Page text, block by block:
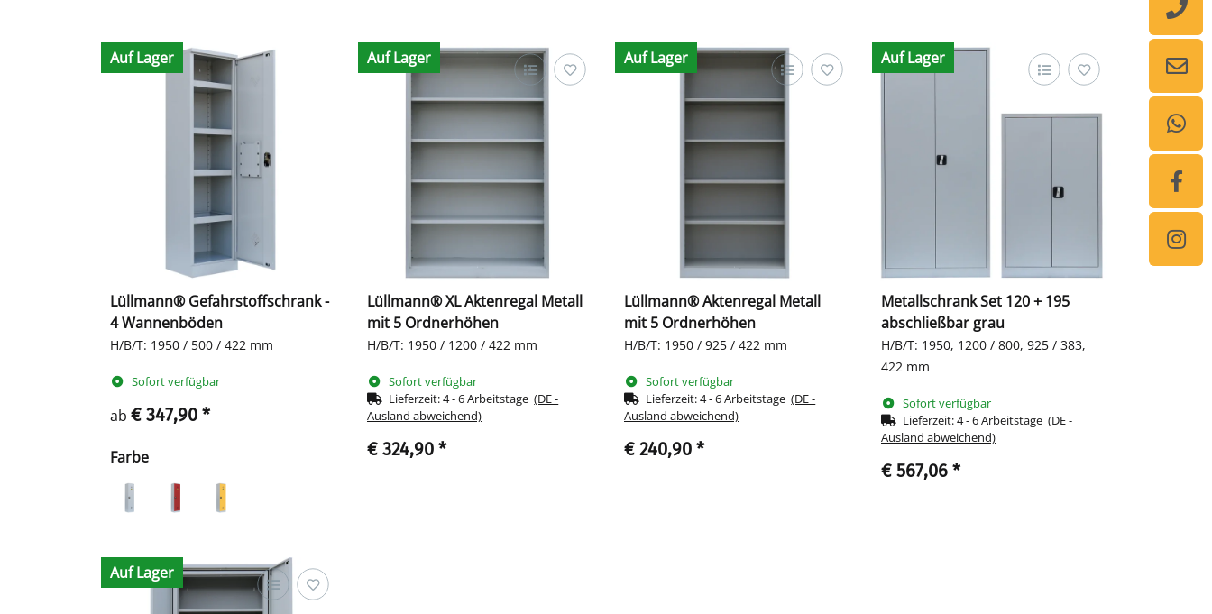
Auf Lager
Lüllmann® Gefahrstoffschrank -
4 Wannenböden
H/B/T: 1950 / 500 / 422 mm
Sofort verfügbar
ab € 347,90 *
Farbe
Auf Lager
Lüllmann® XL Aktenregal Metall
mit 5 Ordnerhöhen
H/B/T: 1950 / 1200 / 422 mm
Sofort verfügbar
Lieferzeit:4 - 6 Arbeitstage(DE -
Ausland abweichend)
€ 324,90 *
Auf Lager
Lüllmann® Aktenregal Metall
mit 5 Ordnerhöhen
H/B/T: 1950 / 925 / 422 mm
Sofort verfügbar
Lieferzeit:4 - 6 Arbeitstage(DE -
Ausland abweichend)
€ 240,90 *
Auf Lager
Metallschrank Set 120 + 195
abschließbar grau
H/B/T: 1950, 1200 / 800, 925 / 383,
422 mm
Sofort verfügbar
Lieferzeit:4 - 6 Arbeitstage(DE -
Ausland abweichend)
€ 567,06 *
Auf Lager